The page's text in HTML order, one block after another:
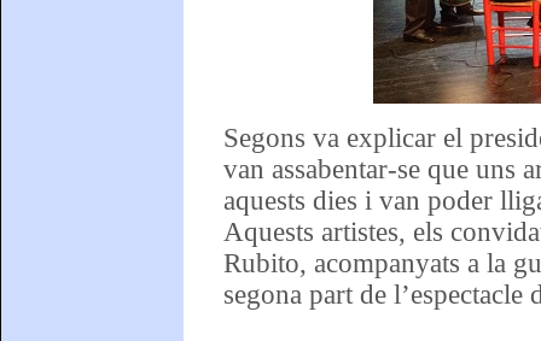
Segons va explicar el
van assabentar-se que uns
aquests dies i van poder
Aquests artistes, els
Rubito, acompanyats a la
segona part de l’espectacle